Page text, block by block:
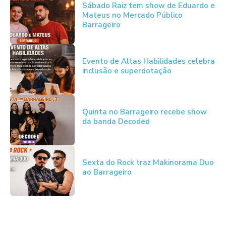
Sábado Raiz tem show de Eduardo e
Mateus no Mercado Público
Barrageiro
Evento de Altas Habilidades celebra
inclusão e superdotação
Quinta no Barrageiro recebe show
da banda Decoded
Sexta do Rock traz Makinorama Duo
ao Barrageiro